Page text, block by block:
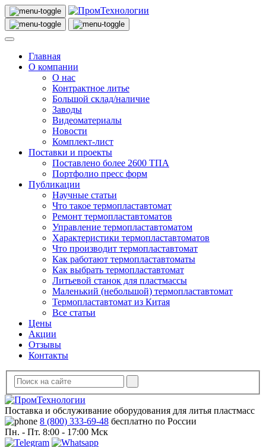
Главная
О компании
О нас
Контрактное литье
Большой склад/наличие
Заводы
Видеоматериалы
Новости
Комплект-лист
Поставки и проекты
Поставлено более 2600 ТПА
Портфолио пресс форм
Публикации
Научные статьи
Что такое термопластавтомат
Ремонт термопластавтоматов
Управление термопластавтоматом
Характеристики термопластавтоматов
Что производит термопластавтомат
Как работают термопластавтоматы
Как выбрать термопластавтомат
Литьевой станок для пластмассы
Маленький (небольшой) термопластавтомат
Термопластавтомат из Китая
Все статьи
Цены
Акции
Отзывы
Контакты
Поставка и обслуживание оборудования для литья пластмасс
8 (800) 333-69-48 бесплатно по России
Пн. - Пт. 8:00 - 17:00 Мск